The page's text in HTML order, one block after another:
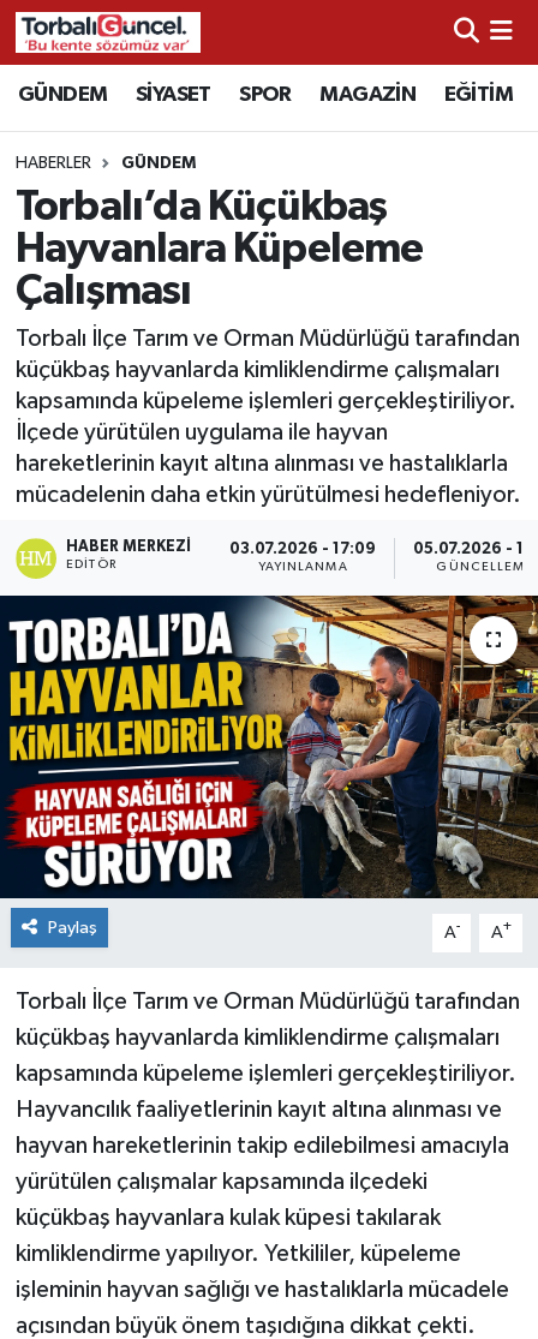
GÜNDEM SİYASET SPOR MAGAZİN EĞİTİM
HABERLER GÜNDEM
Torbalı’da Küçükbaş
Hayvanlara Küpeleme
Çalışması
Torbalı İlçe Tarım ve Orman Müdürlüğü tarafından
küçükbaş hayvanlarda kimliklendirme çalışmaları
kapsamında küpeleme işlemleri gerçekleştiriliyor.
İlçede yürütülen uygulama ile hayvan
hareketlerinin kayıt altına alınması ve hastalıklarla
mücadelenin daha etkin yürütülmesi hedefleniyor.
HABER MERKEZI
EDITÖR
03.07.2026 - 17:09
YAYINLANMA
05.07.2026 -
GÜNCELLEME
Paylaş A- A+
Torbalı İlçe Tarım ve Orman Müdürlüğü tarafından
küçükbaş hayvanlarda kimliklendirme çalışmaları
kapsamında küpeleme işlemleri gerçekleştiriliyor.
Hayvancılık faaliyetlerinin kayıt altına alınması ve
hayvan hareketlerinin takip edilebilmesi amacıyla
yürütülen çalışmalar kapsamında ilçedeki
küçükbaş hayvanlara kulak küpesi takılarak
kimliklendirme yapılıyor. Yetkililer, küpeleme
işleminin hayvan sağlığı ve hastalıklarla mücadele
açısından büyük önem taşıdığına dikkat çekti.
İzmir Nöbetçi Eczaneler
İzmir Hava Durumu
İzmir Namaz Vakitleri
İzmir Trafik Yoğunluk Haritası
Süper Lig Puan Durumu ve Fikstür
Tüm Manşetler
Son Dakika Haberleri